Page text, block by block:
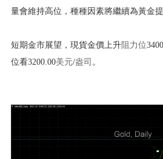
量會維持高位，種種因素將繼續為黃金提
短期金市展望，現貨金價上升阻力位
位看3200.00美元/盎司 。